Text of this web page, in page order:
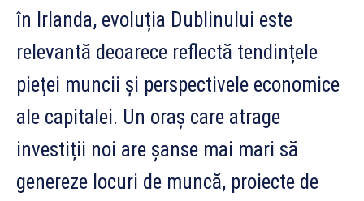
în Irlanda, evoluția Dublinului este
relevantă deoarece reflectă tendințele
pieței muncii și perspectivele economice
ale capitalei. Un oraș care atrage
investiții noi are șanse mai mari să
genereze locuri de muncă, proiecte de